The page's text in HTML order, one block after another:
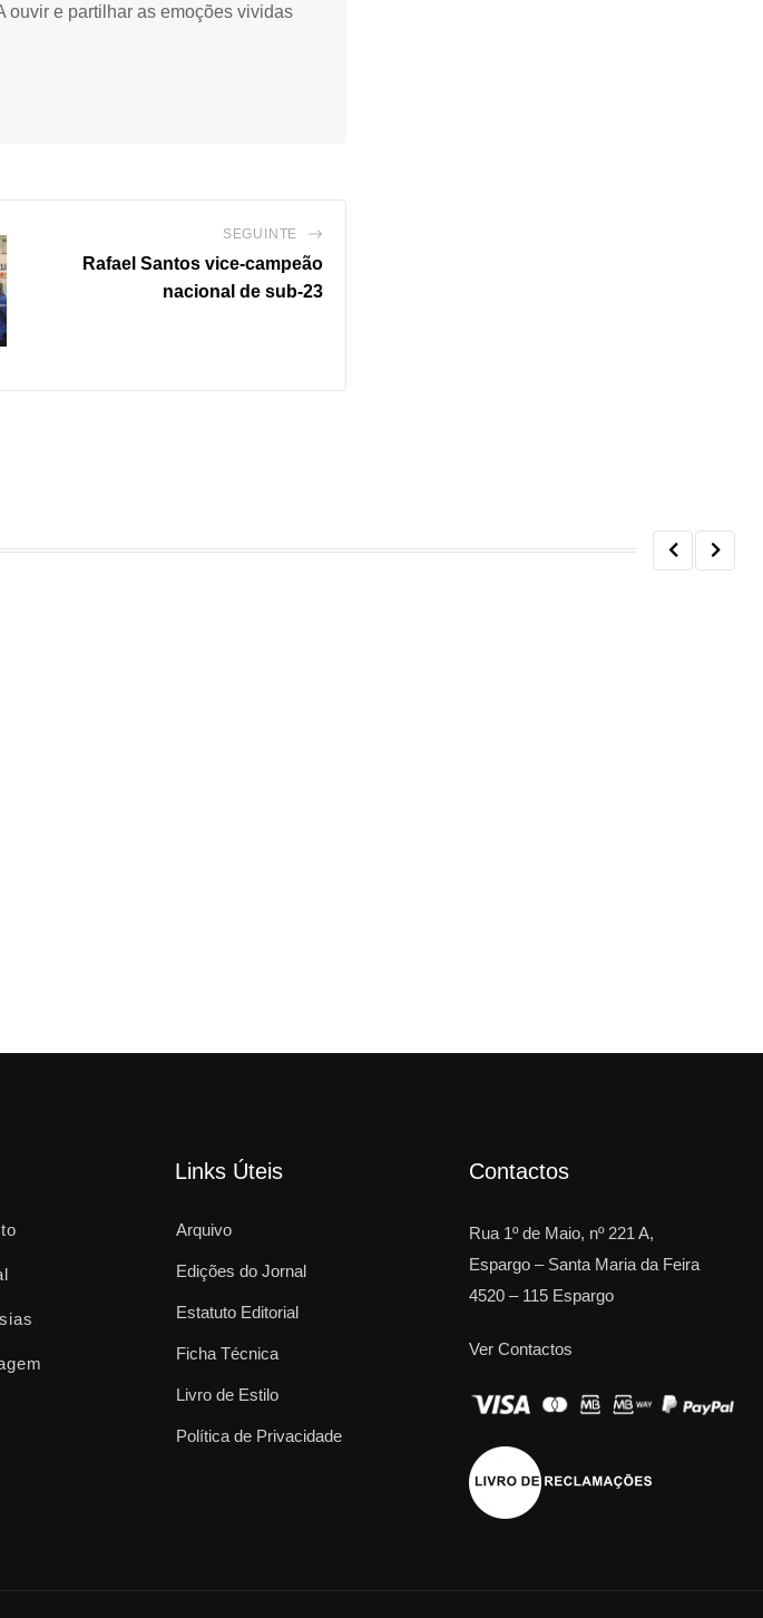
ouvir e partilhar as emoções vividas
SEGUINTE
Rafael Santos vice-campeão
nacional de sub-23
Links Úteis
Arquivo
Edições do Jornal
Estatuto Editorial
Ficha Técnica
Livro de Estilo
Política de Privacidade
Contactos
Rua 1º de Maio, nº 221 A,
Espargo – Santa Maria da Feira
4520 – 115 Espargo
Ver Contactos